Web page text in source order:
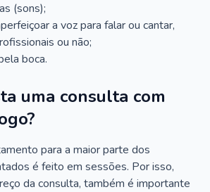
(sons);
a voz para falar ou cantar,
ou não;
boca.
uma consulta com
para a maior parte dos
é feito em sessões. Por isso,
da consulta, também é importante